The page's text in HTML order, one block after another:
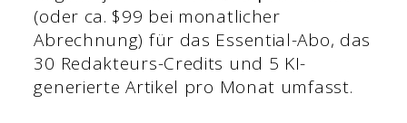
(oder ca. $99 bei monatlicher
Abrechnung) für das Essential-Abo, das
30 Redakteurs-Credits und 5 KI-
generierte Artikel pro Monat umfasst.